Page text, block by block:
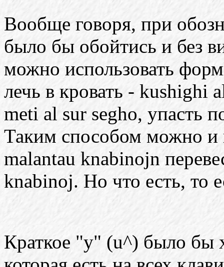
Вообще говоря, при
было бы обойтись и без
можно использовать
лечь в кровать - kushighi
meti al sur segho, упасть
Таким способом можно
malantau knabinojn
knabinoj. Но что есть, то
Краткое "у" (u^) было бы